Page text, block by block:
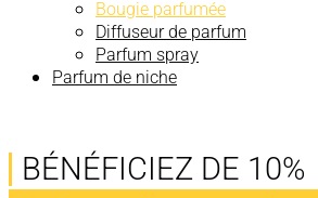
Bougie parfumée
Diffuseur de parfum
Parfum spray
Parfum de niche
BÉNÉFICIEZ DE 10%